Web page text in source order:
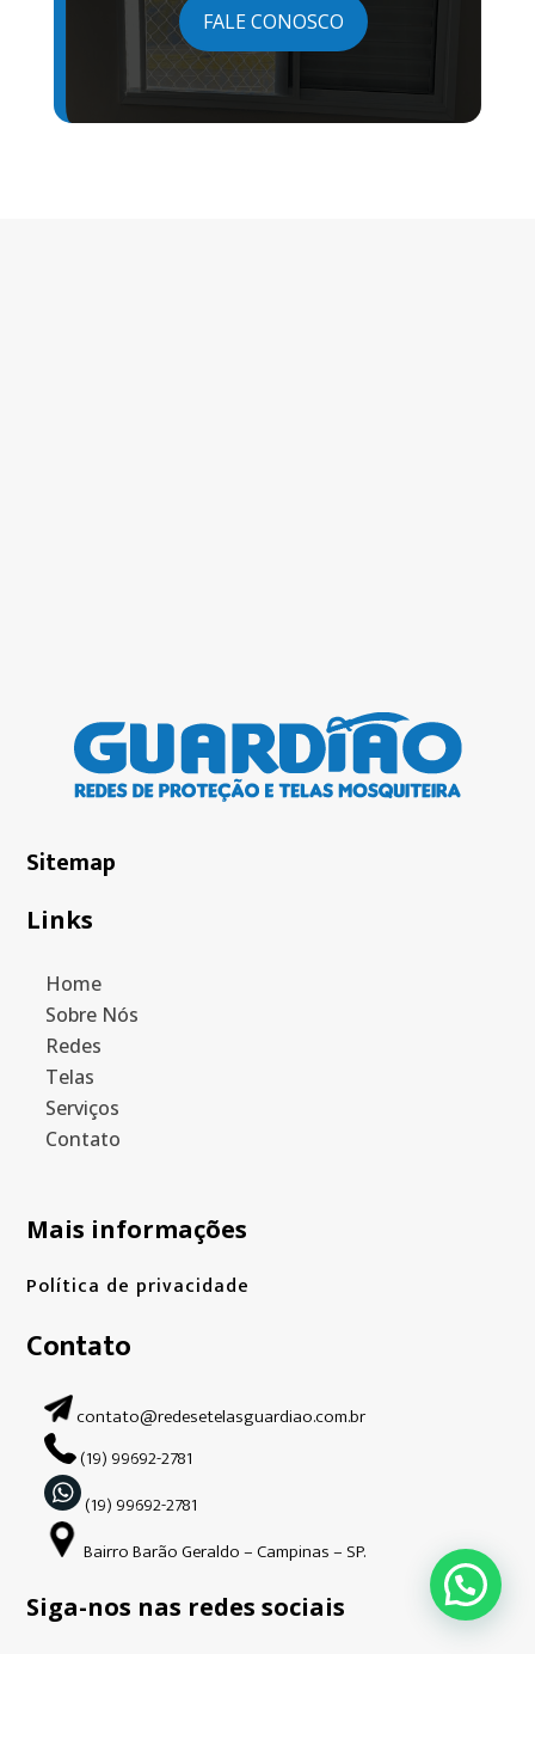
FALE CONOSCO
Sitemap
Links
Home
Sobre Nós
Redes
Telas
Serviços
Contato
Mais informações
Política de privacidade
Contato
contato@redesetelasguardiao.com.br
(19) 99692-2781
(19) 99692-2781
Bairro Barão Geraldo – Campinas – SP.
Siga-nos nas redes sociais